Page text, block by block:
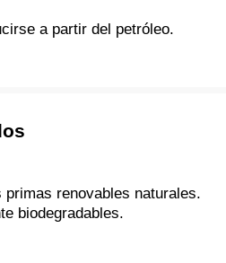
a partir del petróleo.
primas renovables naturales.
biodegradables.